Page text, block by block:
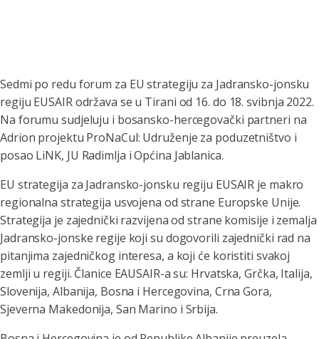
Sedmi po redu forum za EU strategiju za Jadransko-jonsku
regiju EUSAIR održava se u Tirani od 16. do 18. svibnja 2022.
Na forumu sudjeluju i bosansko-hercegovački partneri na
Adrion projektu ProNaCul: Udruženje za poduzetništvo i
posao LiNK, JU Radimlja i Općina Jablanica.
EU strategija za Jadransko-jonsku regiju EUSAIR je makro
regionalna strategija usvojena od strane Europske Unije.
Strategija je zajednički razvijena od strane komisije i zemalja
Jadransko-jonske regije koji su dogovorili zajednički rad na
pitanjima zajedničkog interesa, a koji će koristiti svakoj
zemlji u regiji. Članice EAUSAIR-a su: Hrvatska, Grčka, Italija,
Slovenija, Albanija, Bosna i Hercegovina, Crna Gora,
Sjeverna Makedonija, San Marino i Srbija.